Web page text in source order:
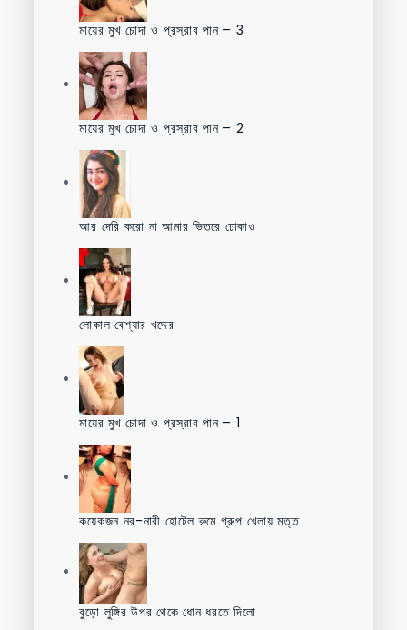
মায়ের মুখ চোদা ও প্রস্রাব পান – 3
মায়ের মুখ চোদা ও প্রস্রাব পান – 2
আর দেরি করো না আমার ভিতরে ঢোকাও
লোকাল বেশ্যার খদ্দের
মায়ের মুখ চোদা ও প্রস্রাব পান – 1
কয়েকজন নর-নারী হোটেল রুমে গ্রুপ খেলায় মত্ত
বুড়ো লুঙ্গির উপর থেকে ধোন ধরতে দিলো